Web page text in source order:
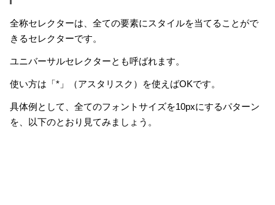
全称セレクターは、全ての要素にスタイルを当てることがで
きるセレクターです。
ユニバーサルセレクターとも呼ばれます。
使い方は「*」（アスタリスク）を使えばOKです。
具体例として、全てのフォントサイズを10pxにするパターン
を、以下のとおり見てみましょう。